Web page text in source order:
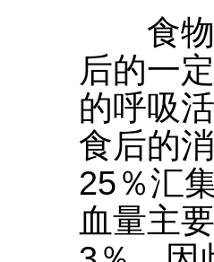
食物
后的一
的呼吸
食后的
25％汇
血量主